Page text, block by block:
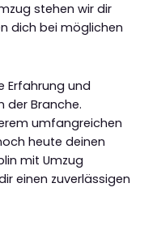
stehen wir dir
dich bei möglichen
Erfahrung und
der Branche.
umfangreichen
heute deinen
mit Umzug
einen zuverlässigen